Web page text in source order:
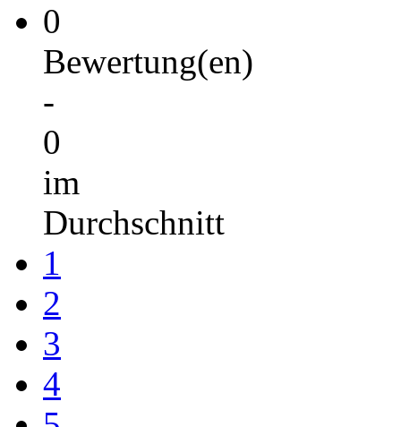
0
Bewertung(en)
-
0
im
Durchschnitt
1
2
3
4